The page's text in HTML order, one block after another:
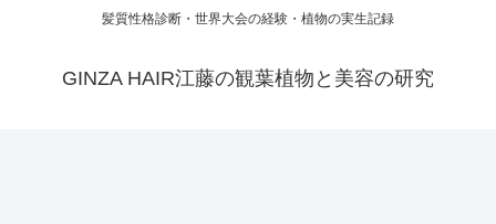
髪質性格診断・世界大会の経験・植物の実生記録
GINZA HAIR江藤の観葉植物と美容の研究